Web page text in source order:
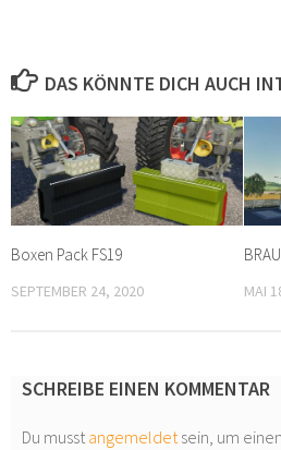
DAS KÖNNTE DICH AUCH
Boxen Pack FS19
SEPTEMBER 24, 2020 MAI
SCHREIBE EINEN KOMMENTAR
Du musstangemeldetsein, um